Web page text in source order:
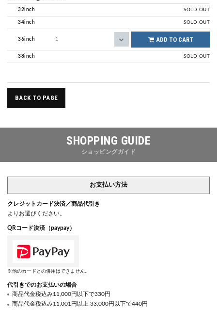
32inch SOLD OUT
34inch SOLD OUT
36inch ADD TO CART
38inch SOLD OUT
BACK TO PAGE
SHOPPING GUIDE
ショッピングガイド
お支払い方法
クレジットカード決済／商品代引き
よりお選びください。
QRコード決済（paypay）
※他のカードとの併用はできません。
代引きでのお支払いの場合
商品代金税込み11,000円以下で330円
商品代金税込み11,001円以上 33,000円以下で440円